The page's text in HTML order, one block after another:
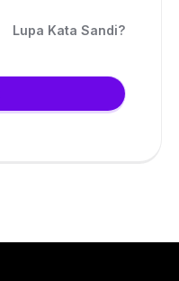
Lupa Kata Sandi?